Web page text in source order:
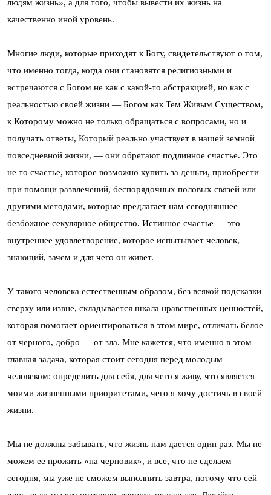
людям жизнь», а для того, чтобы вывести их жизнь на
качественно иной уровень.
Многие люди, которые приходят к Богу, свидетельствуют о том,
что именно тогда, когда они становятся религиозными и
встречаются с Богом не как с какой-то абстракцией, но как с
реальностью своей жизни — Богом как Тем Живым Существом,
к Которому можно не только обращаться с вопросами, но и
получать ответы, Который реально участвует в нашей земной
повседневной жизни, — они обретают подлинное счастье. Это
не то счастье, которое возможно купить за деньги, приобрести
при помощи развлечений, беспорядочных половых связей или
другими методами, которые предлагает нам сегодняшнее
безбожное секулярное общество. Истинное счастье — это
внутреннее удовлетворение, которое испытывает человек,
знающий, зачем и для чего он живет.
У такого человека естественным образом, без всякой подсказки
сверху или извне, складывается шкала нравственных ценностей,
которая помогает ориентироваться в этом мире, отличать белое
от черного, добро — от зла. Мне кажется, что именно в этом
главная задача, которая стоит сегодня перед молодым
человеком: определить для себя, для чего я живу, что является
моими жизненными приоритетами, чего я хочу достичь в своей
жизни.
Мы не должны забывать, что жизнь нам дается один раз. Мы не
можем ее прожить «на черновик», и все, что не сделаем
сегодня, мы уже не сможем выполнить завтра, потому что сей